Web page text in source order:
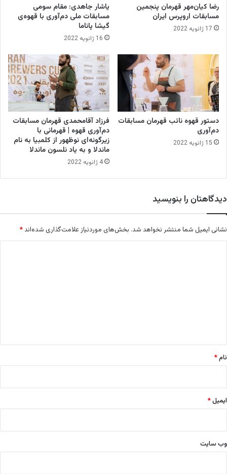
ق
و
س
ا
ز‌
ه
ا
ی
ت
م
ا
و
ا
ت
ی
ک
د
رضا کیان‌مهر قهرمان پنجمین
مسابقات اروپرس ایران
17 ژانویه 2022
یاشار جاهدی: مقام سومی
مسابقات ملی دم‌آوری با قهوه‌ی
گیشا پاناما
16 ژانویه 2022
دستور قهوه نائب قهرمان مسابقات
دم‌آوری
15 ژانویه 2022
فرزاد آقامحمدی قهرمان مسابقات
دم‌آوری قهوه | قهرمانی با
زیرگونه‌ای نوظهور از کلمبیا به نام
ماندلا و به یاد نلسون ماندلا
4 ژانویه 2022
دیدگاهتان را بنویسید
نشانی ایمیل شما منتشر نخواهد شد. بخش‌های موردنیاز علامت‌گذاری شده‌اند *
نام*
ایمیل*
وب‌ سایت